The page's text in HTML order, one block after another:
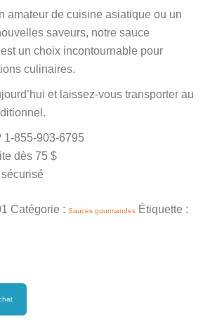
amateur de cuisine asiatique ou un
saveurs, notre sauce
un choix incontournable pour
culinaires.
et laissez-vous transporter au
1-855-903-6795
dès 75 $
sécurisé
Catégorie : Sauces gourmandes Étiquette :